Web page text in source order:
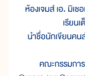
ห้องเจมส์ เอ. มิเช
เรียน
นำชื่อนักเขียนค
คณะกรรมการด